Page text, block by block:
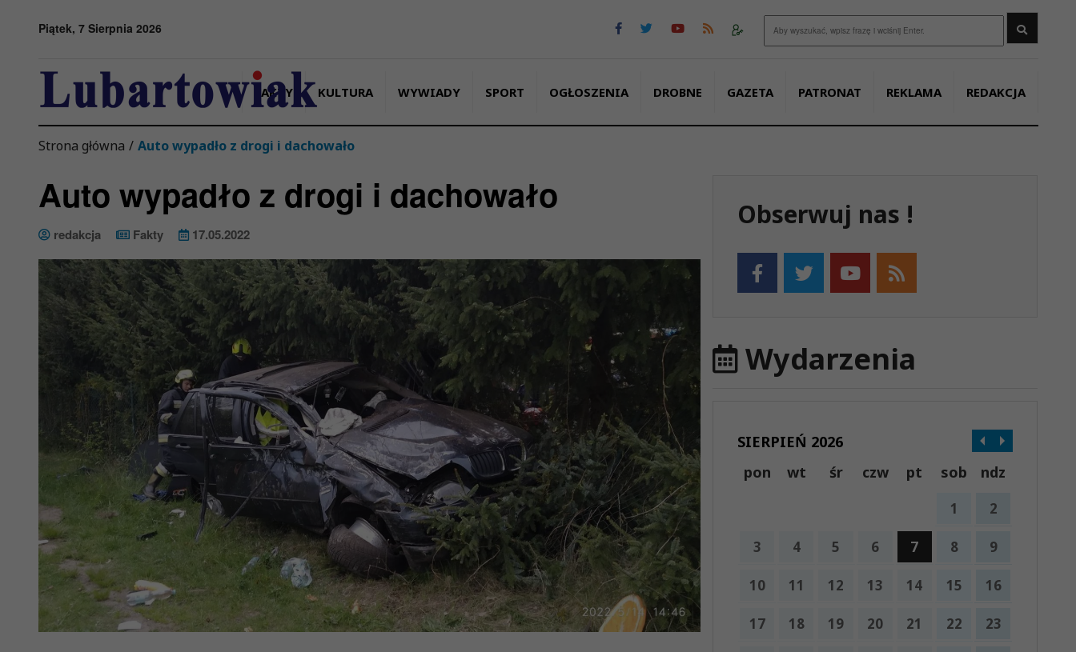
Piątek, 7 Sierpnia 2026
FAKTY KULTURA WYWIADY SPORT OGŁOSZENIA DROBNE GAZETA PATRONAT REKLAMA REDAKCJA
Strona główna / Auto wypadło z drogi i dachowało
Auto wypadło z drogi i dachowało
redakcja Fakty 17.05.2022
Obserwuj nas !
Wydarzenia
SIERPIEŃ 2026
pon
wt śr czw pt sob ndz
1 2
3 4 5 6 7 8 9
10 11 12 13 14 15 16
17 18 19 20 21 22 23